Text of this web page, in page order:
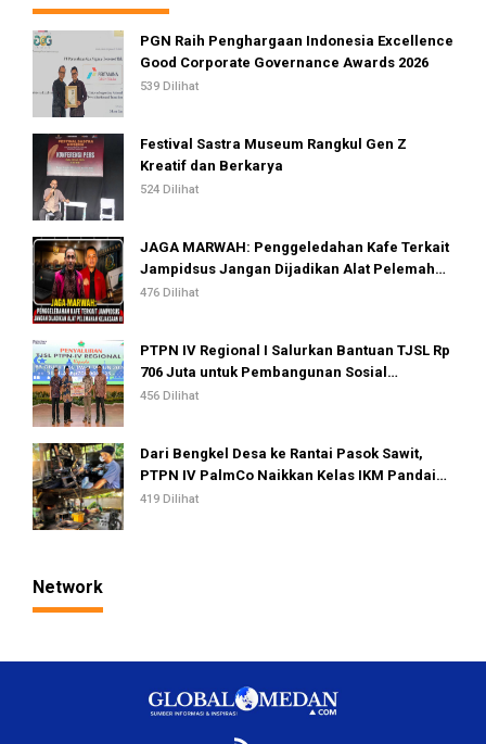
PGN Raih Penghargaan Indonesia Excellence
Good Corporate Governance Awards 2026
539 Dilihat
Festival Sastra Museum Rangkul Gen Z
Kreatif dan Berkarya
524 Dilihat
JAGA MARWAH: Penggeledahan Kafe Terkait
Jampidsus Jangan Dijadikan Alat Pelemahan
Kejaksaan RI
476 Dilihat
PTPN IV Regional I Salurkan Bantuan TJSL Rp
706 Juta untuk Pembangunan Sosial
Berkelanjutan
456 Dilihat
Dari Bengkel Desa ke Rantai Pasok Sawit,
PTPN IV PalmCo Naikkan Kelas IKM Pandai
Besi
419 Dilihat
Network